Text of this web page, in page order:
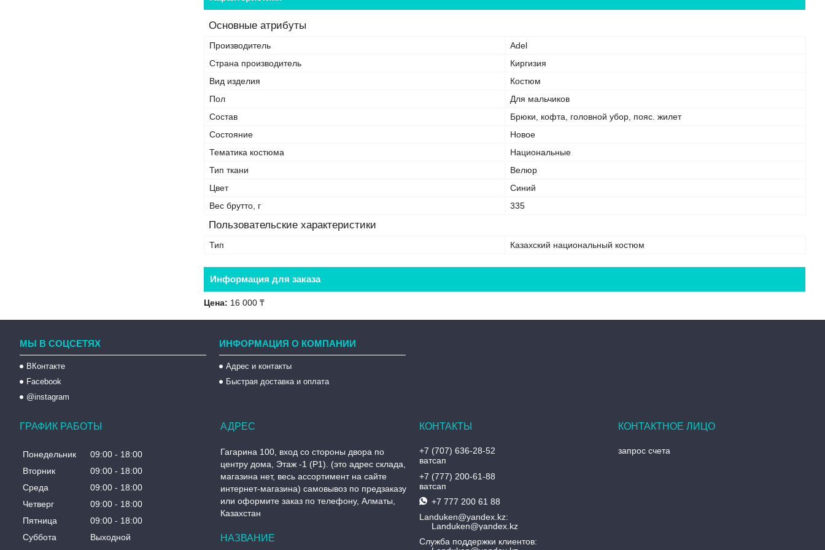
Основные атрибуты
Производитель
Adel
Страна производитель
Киргизия
Вид изделия
Костюм
Пол
Для мальчиков
Состав
Брюки, кофта, головной убор, пояс. жилет
Состояние
Новое
Тематика костюма
Национальные
Тип ткани
Велюр
Цвет
Синий
Вес брутто, г
335
Пользовательские характеристики
Тип Казахский национальный костюм
Информация для заказа
Цена: 16 000 ₸
МЫ В СОЦСЕТЯХ
ВКонтакте
Facebook
@instagram
ИНФОРМАЦИЯ О КОМПАНИИ
Адрес и контакты
Быстрая доставка и оплата
ГРАФИК РАБОТЫ
Понедельник 09:00
18:00
Вторник
09:00
18:00
Среда
09:00
18:00
Четверг
09:00
18:00
Пятница
09:00
18:00
Суббота
Выходной
Гагарина 100, вход со стороны двора по
центру дома, Этаж -1 (P1). (это адрес склада,
магазина нет, весь ассортимент на сайте
интернет-магазина) самовывоз по предзаказу
или оформите заказ по телефону, Алматы,
Казахстан
+7 (707) 636-28-52
ватсап
+7 (777) 200-61-88
ватсап
+7 777 200 61 88
Landuken@yandex.kz
Landuken@yandex.kz
Служба поддержки клиентов
запрос счета